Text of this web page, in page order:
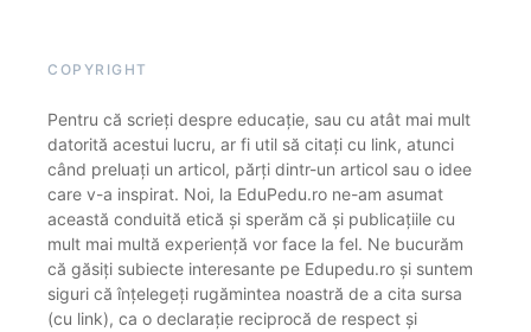
COPYRIGHT
Pentru că scrieți despre educație, sau cu atât mai mult
datorită acestui lucru, ar fi util să citați cu link, atunci
când preluați un articol, părți dintr-un articol sau o idee
care v-a inspirat. Noi, la EduPedu.ro ne-am asumat
această conduită etică și sperăm că și publicațiile cu
mult mai multă experiență vor face la fel. Ne bucurăm
că găsiți subiecte interesante pe Edupedu.ro și suntem
siguri că înțelegeți rugămintea noastră de a cita sursa
(cu link), ca o declarație reciprocă de respect și